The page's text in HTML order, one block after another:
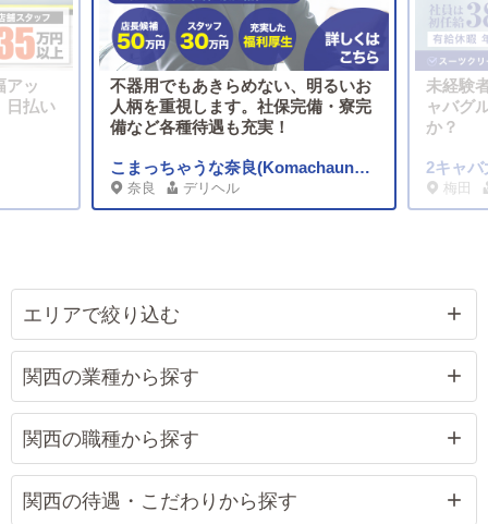
アッ
日払い
不器用でもあきらめない、明るいお
人柄を重視します。社保完備・寮完
備など各種待遇も充実！
こまっちゃうな奈良(Komachauna Nara)
奈良 デリヘル
未経験
ャバグ
か？
2キャバ
梅田
エリアで絞り込む
関西の業種から探す
関西の職種から探す
関西の待遇・こだわりから探す